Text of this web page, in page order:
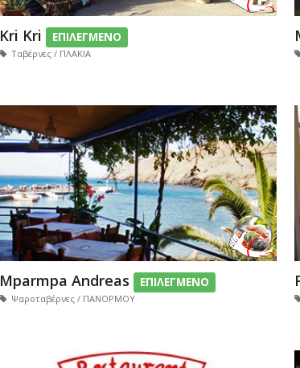
Kri Kri ΕΠΙΛΕΓΜΕΝΟ
Ταβέρνες / ΠΛΑΚΙΑ
Mparmpa Andreas ΕΠΙΛΕΓΜΕΝΟ
Ψαροταβέρνες / ΠΑΝΟΡΜΟΥ